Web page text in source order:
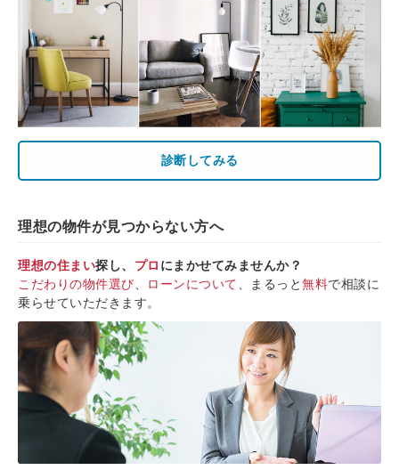
診断してみる
理想の物件が見つからない方へ
理想の住まい探し、 プロ にまかせてみませんか？
こだわりの物件選び
ローンについて 、まるっと無料で相談に
乗らせていただきます。